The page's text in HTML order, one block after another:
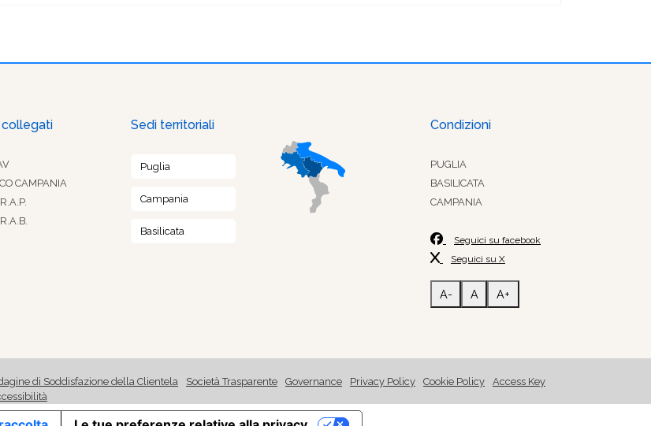
collegati
CAMPANIA
Sedi territoriali
Puglia
Campania
Basilicata
Condizioni
PUGLIA
BASILICATA
CAMPANIA
Seguici su facebook
Seguici su X
A- A A+
di Soddisfazione della Clientela Società Trasparente Governance Privacy Policy Cookie Policy
Access Key